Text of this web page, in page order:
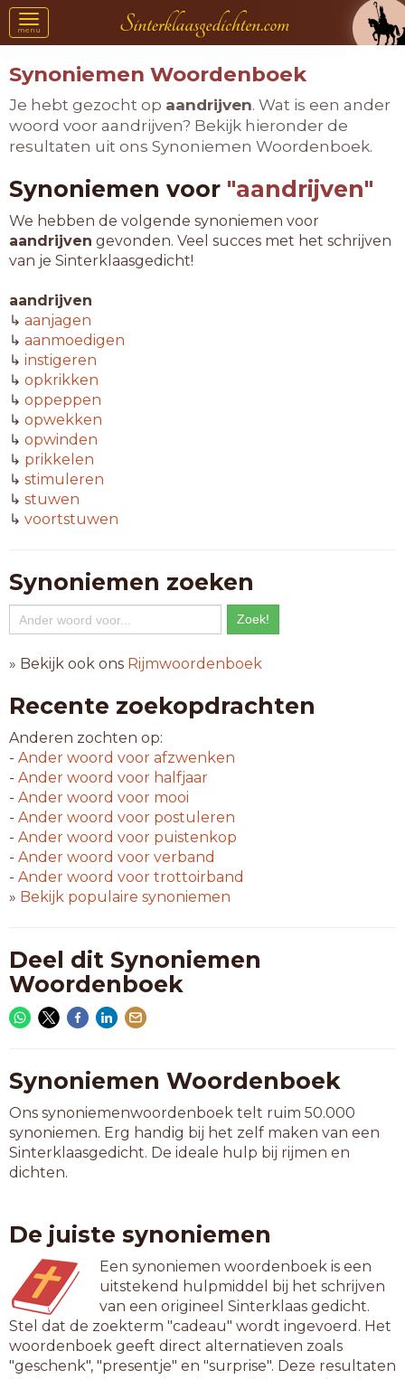
Toggle
navigation
menu
Synoniemen Woordenboek
Je hebt gezocht op aandrijven. Wat is een ander
woord voor aandrijven? Bekijk hieronder de
resultaten uit ons Synoniemen Woordenboek.
Synoniemen voor "aandrijven"
We hebben de volgende synoniemen voor
aandrijven gevonden. Veel succes met het schrijven
van je Sinterklaasgedicht!
aandrijven
↳ aanjagen
↳ aanmoedigen
↳ instigeren
↳ opkrikken
↳ oppeppen
↳ opwekken
↳ opwinden
↳ prikkelen
↳ stimuleren
↳ stuwen
↳ voortstuwen
Synoniemen zoeken
» Bekijk ook ons Rijmwoordenboek
Recente zoekopdrachten
Anderen zochten op:
- Ander woord voor afzwenken
- Ander woord voor halfjaar
- Ander woord voor mooi
- Ander woord voor postuleren
- Ander woord voor puistenkop
- Ander woord voor verband
- Ander woord voor trottoirband
» Bekijk populaire synoniemen
Deel dit Synoniemen
Woordenboek
Synoniemen Woordenboek
Ons synoniemenwoordenboek telt ruim 50.000
synoniemen. Erg handig bij het zelf maken van een
Sinterklaasgedicht. De ideale hulp bij rijmen en
dichten.
De juiste synoniemen
Een synoniemen woordenboek is een
uitstekend hulpmiddel bij het schrijven
van een origineel Sinterklaas gedicht.
Stel dat de zoekterm "cadeau" wordt ingevoerd. Het
woordenboek geeft direct alternatieven zoals
"geschenk", "presentje" en "surprise". Deze resultaten